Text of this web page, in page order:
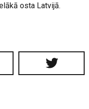
osta Latvijā.